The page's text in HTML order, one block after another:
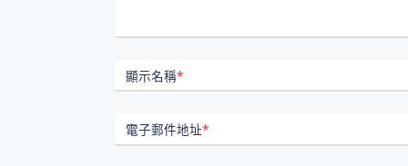
顯示名稱*
電子郵件地址*